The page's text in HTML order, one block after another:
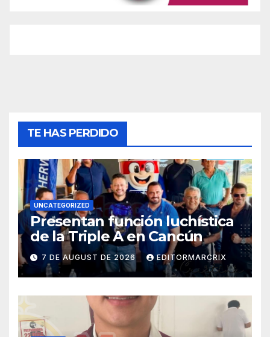
TE HAS PERDIDO
UNCATEGORIZED
Presentan función luchística
de la Triple A en Cancún
7 DE AUGUST DE 2026 EDITORMARCRIX